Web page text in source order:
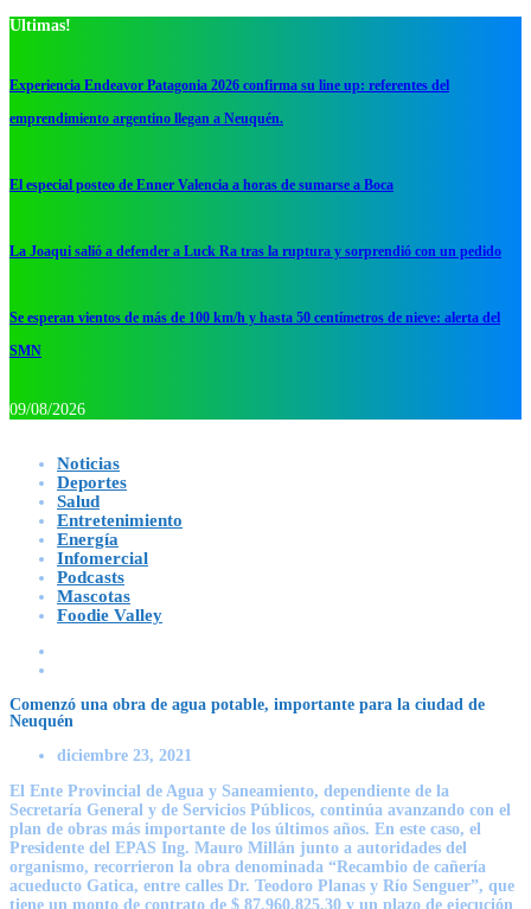
Ultimas!
Experiencia Endeavor Patagonia 2026 confirma su line up: referentes del
emprendimiento argentino llegan a Neuquén.
El especial posteo de Enner Valencia a horas de sumarse a Boca
La Joaqui salió a defender a Luck Ra tras la ruptura y sorprendió con un pedido
Se esperan vientos de más de 100 km/h y hasta 50 centímetros de nieve: alerta del
SMN
09/08/2026
Noticias
Deportes
Salud
Entretenimiento
Energía
Infomercial
Podcasts
Mascotas
Foodie Valley
Comenzó una obra de agua potable, importante para la ciudad de
Neuquén
diciembre 23, 2021
El Ente Provincial de Agua y Saneamiento, dependiente de la
Secretaría General y de Servicios Públicos, continúa avanzando con el
plan de obras más importante de los últimos años. En este caso, el
Presidente del EPAS Ing. Mauro Millán junto a autoridades del
organismo, recorrieron la obra denominada “Recambio de cañería
acueducto Gatica, entre calles Dr. Teodoro Planas y Río Senguer”, que
tiene un monto de contrato de $ 87.960.825,30 y un plazo de ejecución